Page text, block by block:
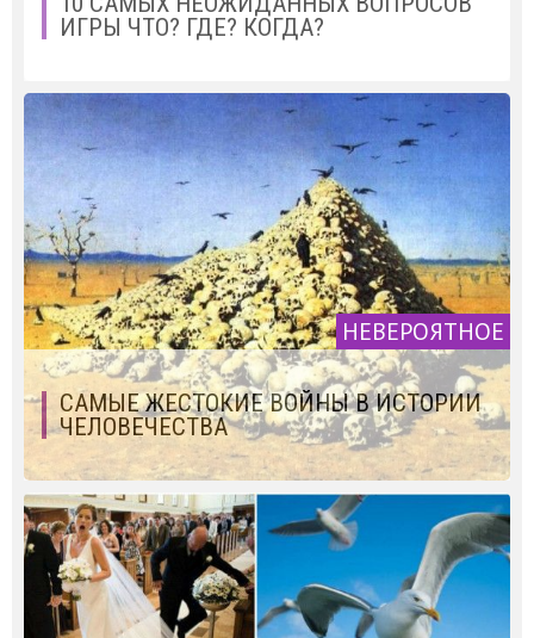
ИГРЫ ЧТО? ГДЕ? КОГДА?
НЕВЕРОЯТНОЕ
САМЫЕ ЖЕСТОКИЕ ВОЙНЫ В ИСТОРИИ
ЧЕЛОВЕЧЕСТВА